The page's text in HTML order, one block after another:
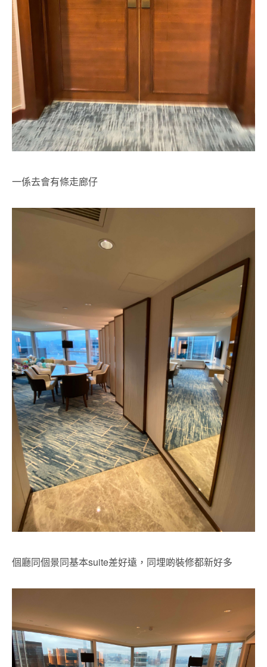
一係去會有條走廊仔
個廳同個景同基本suite差好遠，同埋啲裝修都新好多